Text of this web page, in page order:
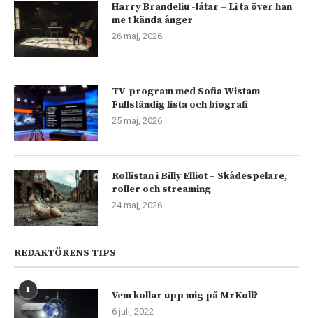
Harry Brandeliu -låtar – Li ta över han
me t kända ånger
26 maj, 2026
TV-program med Sofia Wistam –
Fullständig lista och biografi
25 maj, 2026
Rollistan i Billy Elliot – Skådespelare,
roller och streaming
24 maj, 2026
REDAKTÖRENS TIPS
1 Vem kollar upp mig på MrKoll?
6 juli, 2022